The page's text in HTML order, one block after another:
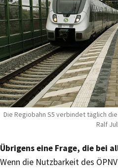
Die Regiobahn S5 verbindet täglich
Ralf
Übrigens eine Frage, die bei
Wenn die Nutzbarkeit des